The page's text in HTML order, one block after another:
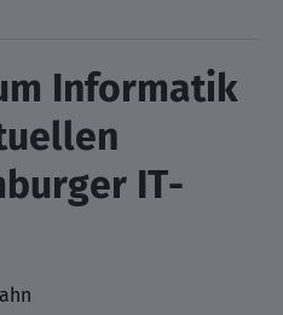
Informatik
IT-